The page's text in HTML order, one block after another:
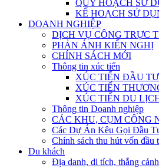
QUY HOẠCH SỬ
KẾ HOẠCH SỬ
DOANH NGHIỆP
DỊCH VỤ CÔNG TRỰC
PHẢN ÁNH KIẾN NGHỊ
CHÍNH SÁCH MỚI
Thông tin xúc tiến
XÚC TIẾN ĐẦU TƯ
XÚC TIẾN
XÚC TIẾN DU
Thông tin Doanh nghiệp
CÁC KHU, CỤM CÔNG
Các Dự Án Kêu Gọi Đầu
Chính sách thu hút vốn đầu
Du khách
Địa danh, di tích, thắng cảnh